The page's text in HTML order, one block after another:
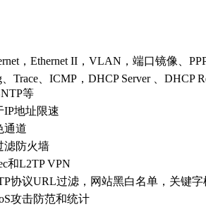
，Ethernet II，VLAN，端口镜像、
Trace、ICMP，DHCP Server 、DHCP
等
IP地址限速
通道
滤防火墙
和L2TP VPN
协议URL过滤，网站黑白名单，关键字
攻击防范和统计